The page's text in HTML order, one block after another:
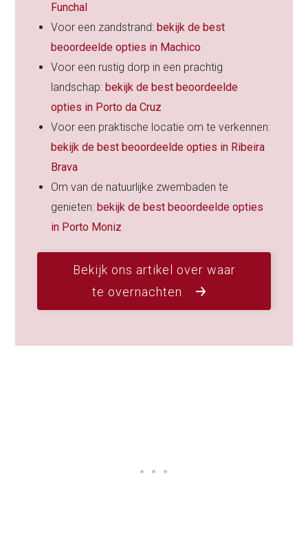
Funchal
Voor een zandstrand:bekijk de best
beoordeelde opties in Machico
Voor een rustig dorp in een prachtig
landschap:bekijk de best beoordeelde
opties in Porto da Cruz
Voor een praktische locatie om te verkennen:
bekijk de best beoordeelde opties in Ribeira
Brava
Om van de natuurlijke zwembaden te
genieten:bekijk de best beoordeelde opties
in Porto Moniz
Bekijk ons artikel over waar
te overnachten